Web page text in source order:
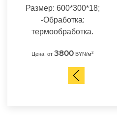
Размер: 600*300*18;
-Обработка:
термообработка.
Цена: от 3800BYN/м2